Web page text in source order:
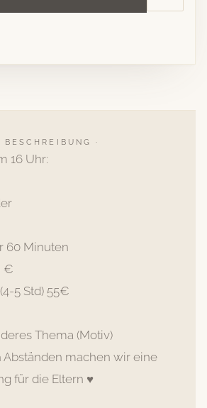
BESCHREIBUNG ·
16 Uhr:
60 Minuten
€
5 Std) 55€
Thema (Motiv)
Abständen machen wir eine
für die Eltern ♥️